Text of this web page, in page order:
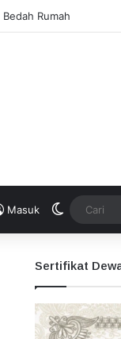
Masuk Switch
Sertifikat